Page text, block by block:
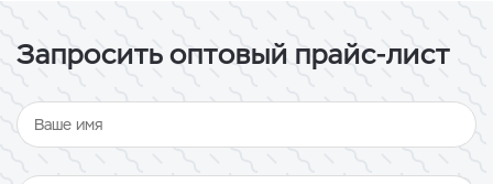
Запросить оптовый прайс-лист